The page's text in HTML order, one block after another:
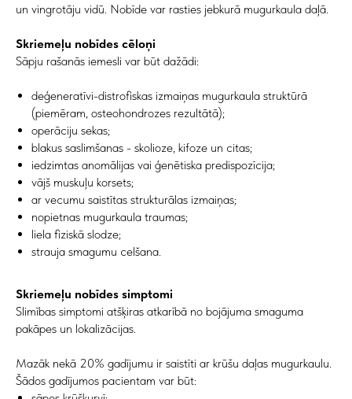
un vingrotāju vidū. Nobīde var rasties jebkurā mugurkaula daļā.
Skriemeļu nobīdes cēloņi
Sāpju rašanās iemesli var būt dažādi:
deģeneratīvi-distrofiskas izmaiņas mugurkaula struktūrā
(piemēram, osteohondrozes rezultātā);
operāciju sekas;
blakus saslimšanas - skolioze, kifoze un citas;
iedzimtas anomālijas vai ģenētiska predispozīcija;
vājš muskuļu korsets;
ar vecumu saistītas strukturālas izmaiņas;
nopietnas mugurkaula traumas;
liela fiziskā slodze;
strauja smagumu celšana.
Skriemeļu nobīdes simptomi
Slimības simptomi atšķiras atkarībā no bojājuma smaguma
pakāpes un lokalizācijas.
Mazāk nekā 20% gadījumu ir saistīti ar krūšu daļas mugurkaulu.
Šādos gadījumos pacientam var būt: